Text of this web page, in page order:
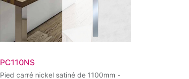
PC110NS
Pied carré nickel satiné de 1100mm -